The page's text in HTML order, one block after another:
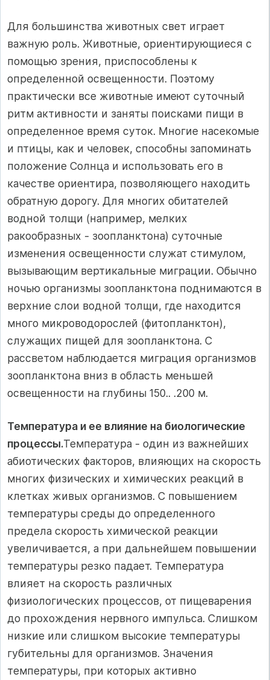
Для большинства животных свет играет
важную роль. Животные, ориентирующиеся с
помощью зрения, приспособлены к
определенной освещенности. Поэтому
практически все животные имеют суточный
ритм активности и заняты поисками пищи в
определенное время суток. Многие насекомые
и птицы, как и человек, способны запоминать
положение Солнца и использовать его в
качестве ориентира, позволяющего находить
обратную дорогу. Для многих обитателей
водной толщи (например, мелких
ракообразных - зоопланктона) суточные
изменения освещенности служат стимулом,
вызывающим вертикальные миграции. Обычно
ночью организмы зоопланктона поднимаются в
верхние слои водной толщи, где находится
много микроводорослей (фитопланктон),
служащих пищей для зоопланктона. С
рассветом наблюдается миграция организмов
зоопланктона вниз в область меньшей
освещенности на глубины 150.. .200 м.
Температура и ее влияние на биологические
процессы.Температура - один из важнейших
абиотических факторов, влияющих на скорость
многих физических и химических реакций в
клетках живых организмов. С повышением
температуры среды до определенного
предела скорость химической реакции
увеличивается, а при дальнейшем повышении
температуры резко падает. Температура
влияет на скорость различных
физиологических процессов, от пищеварения
до прохождения нервного импульса. Слишком
низкие или слишком высокие температуры
губительны для организмов. Значения
температуры, при которых активно